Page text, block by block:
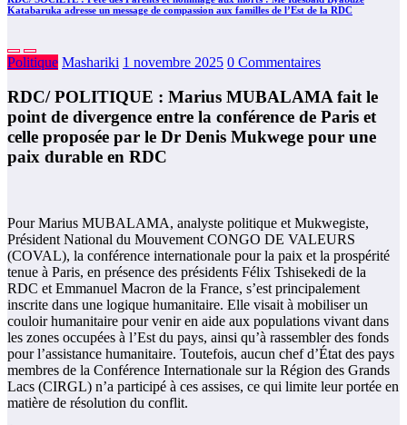
Katabaruka adresse un message de compassion aux familles de l’Est de la RDC
Politique Mashariki 1 novembre 2025 0 Commentaires
RDC/ POLITIQUE : Marius MUBALAMA fait le
point de divergence entre la conférence de Paris et
celle proposée par le Dr Denis Mukwege pour une
paix durable en RDC
Pour Marius MUBALAMA, analyste politique et Mukwegiste,
Président National du Mouvement CONGO DE VALEURS
(COVAL), la conférence internationale pour la paix et la prospérité
tenue à Paris, en présence des présidents Félix Tshisekedi de la
RDC et Emmanuel Macron de la France, s’est principalement
inscrite dans une logique humanitaire. Elle visait à mobiliser un
couloir humanitaire pour venir en aide aux populations vivant dans
les zones occupées à l’Est du pays, ainsi qu’à rassembler des fonds
pour l’assistance humanitaire. Toutefois, aucun chef d’État des pays
membres de la Conférence Internationale sur la Région des Grands
Lacs (CIRGL) n’a participé à ces assises, ce qui limite leur portée en
matière de résolution du conflit.